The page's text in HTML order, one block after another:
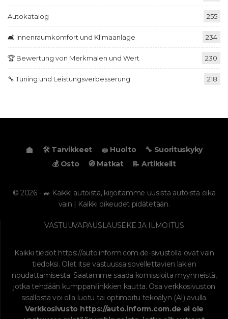
Autokatalog 255
🛋️ Innenraumkomfort und Klimaanlage 234
🏆 Bewertung von Merkmalen und Wert 230
🔧 Tuning und Leistungsverbesserung 218
🛠️ Tarvikkeet 🧽 Huolto
🔧 Suorituskyky
💰 Osto
🧭 Matkat 📝 Artikkelit
© 2026 - 🚙 Kaikki autoista, kirjoitamme uusista autoista eikä
vain | Kaikki oikeudet pidätetään.
VASTUUVAPAUSLAUSEKE JA ILMOITUS
Kaikki tiedot https://auto.inform.com.de-sivustolla ovat vain
tiedoksi. Olet itse vastuussa sovellettavien lakien
noudattamisesta. Saatamme saada komissioita myynneistä,
jotka tehdään kumppanilinkkien kautta. Osa verkkosivuston
sisällöstä voi olla luotu tai optimoitu tekoälyn (AI) avulla.
Verkkosivusto https://auto.inform.com.de ei ole